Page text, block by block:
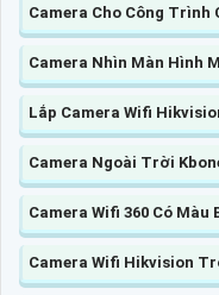
Camera Cho Công Trình
Camera Nhìn Màn Hình
Lắp Camera Wifi
Camera Ngoài Trời
Camera Wifi 360 Có Màu
Camera Wifi Hikvision